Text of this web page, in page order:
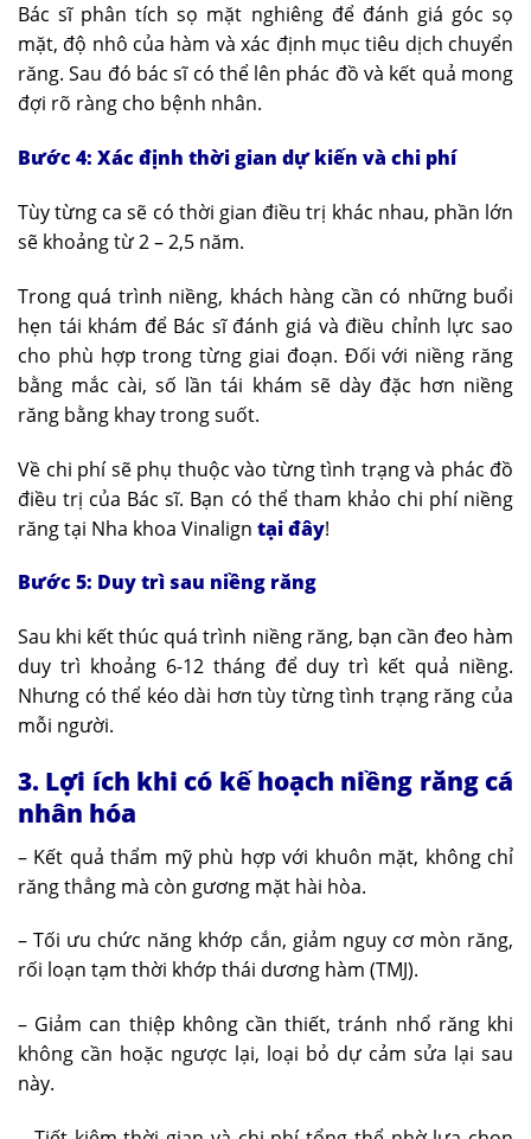
Bác sĩ phân tích sọ mặt nghiêng để đánh giá góc sọ
mặt, độ nhô của hàm và xác định mục tiêu dịch chuyển
răng. Sau đó bác sĩ có thể lên phác đồ và kết quả mong
đợi rõ ràng cho bệnh nhân.
Bước 4: Xác định thời gian dự kiến và chi phí
Tùy từng ca sẽ có thời gian điều trị khác nhau, phần lớn
sẽ khoảng từ 2 – 2,5 năm.
Trong quá trình niềng, khách hàng cần có những buổi
hẹn tái khám để Bác sĩ đánh giá và điều chỉnh lực sao
cho phù hợp trong từng giai đoạn. Đối với niềng răng
bằng mắc cài, số lần tái khám sẽ dày đặc hơn niềng
răng bằng khay trong suốt.
Về chi phí sẽ phụ thuộc vào từng tình trạng và phác đồ
điều trị của Bác sĩ. Bạn có thể tham khảo chi phí niềng
răng tại Nha khoa Vinalign tại đây!
Bước 5: Duy trì sau niềng răng
Sau khi kết thúc quá trình niềng răng, bạn cần đeo hàm
duy trì khoảng 6-12 tháng để duy trì kết quả niềng.
Nhưng có thể kéo dài hơn tùy từng tình trạng răng của
mỗi người.
3. Lợi ích khi có kế hoạch niềng răng cá
nhân hóa
– Kết quả thẩm mỹ phù hợp với khuôn mặt, không chỉ
răng thẳng mà còn gương mặt hài hòa.
– Tối ưu chức năng khớp cắn, giảm nguy cơ mòn răng,
rối loạn tạm thời khớp thái dương hàm (TMJ).
– Giảm can thiệp không cần thiết, tránh nhổ răng khi
không cần hoặc ngược lại, loại bỏ dự cảm sửa lại sau
này.